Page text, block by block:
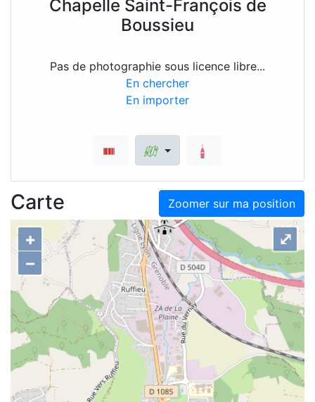
Chapelle Saint-François de
Boussieu
Pas de photographie sous licence libre...
En chercher
En importer
Zoomer sur ma position
Carte
+
–
⤢